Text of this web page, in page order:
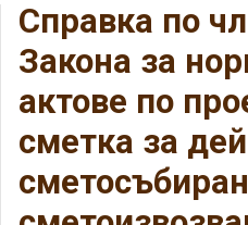
Справка по
Закона за
актове по
сметка за